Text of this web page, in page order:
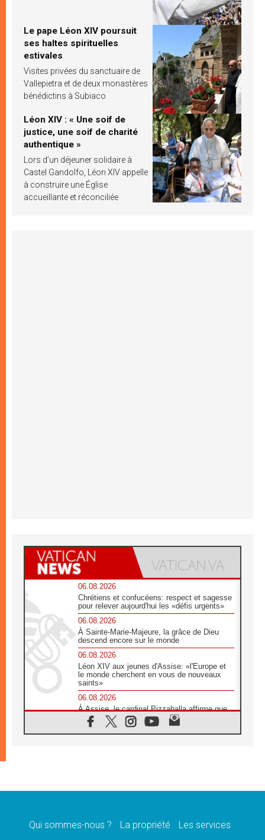
Le pape Léon XIV poursuit
ses haltes spirituelles
estivales
Visites privées du sanctuaire de
Vallepietra et de deux monastères
bénédictins à Subiaco
Léon XIV : « Une soif de
justice, une soif de charité
authentique »
Lors d’un déjeuner solidaire à
Castel Gandolfo, Léon XIV appelle
à construire une Église
accueillante et réconciliée
06.08.2026
Chrétiens et confucéens: respect et sagesse
pour relever aujourd'hui les «défis urgents»
06.08.2026
À Sainte-Marie-Majeure, la grâce de Dieu
descend encore sur le monde
06.08.2026
Léon XIV aux jeunes d'Assise: «l'Europe et
le monde cherchent en vous de nouveaux
saints»
06.08.2026
À Assise, le cardinal Pizzaballa affirme que
«les chrétiens veulent la paix»
06.08.2026
message de paix et de dignité humaine»
Qui sommes-nous ? La propriété Les services